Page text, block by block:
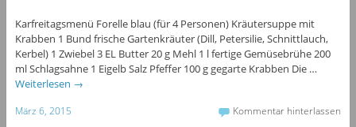
Karfreitagsmenü Forelle blau (für 4 Personen) Kräutersuppe mit
Krabben 1 Bund frische Gartenkräuter (Dill, Petersilie, Schnittlauch,
Kerbel) 1 Zwiebel 3 EL Butter 20 g Mehl 1 l fertige Gemüsebrühe 200
ml Schlagsahne 1 Eigelb Salz Pfeffer 100 g gegarte Krabben Die …
Weiterlesen →
März 6, 2015 Kommentar hinterlassen